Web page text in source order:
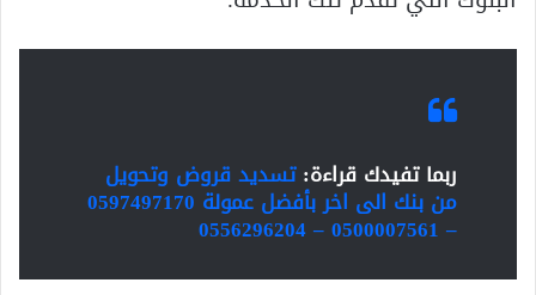
ربما تفيدك قراءة:تسديد قروض وتحويل
من بنك الى اخر بأفضل عمولة 0597497170
– 0500007561 – 0556296204